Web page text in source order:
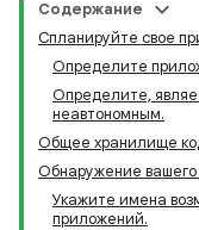
Содержание
Спланируйте свое
Определите
Определите,
неавтономным.
Общее хранилище
Обнаружение вашего
Укажите имена
приложений.